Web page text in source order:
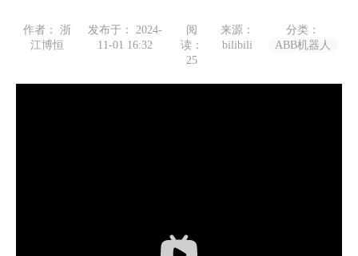
作者： 浙
江博恒
发布于： 2024-
11-01 16:32
阅
读：
25
来源：
bilibili
分类：
ABB机器人